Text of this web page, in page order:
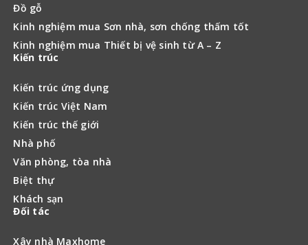
Đồ gỗ
Kinh nghiệm mua Sơn nhà, sơn chống thấm tốt
Kinh nghiệm mua Thiết bị vệ sinh từ A – Z
Kiến trúc
Kiến trúc ứng dụng
Kiến trúc Việt Nam
Kiến trúc thế giới
Nhà phố
Văn phòng, tòa nhà
Biệt thự
Khách sạn
Đối tác
Xây nhà Maxhome